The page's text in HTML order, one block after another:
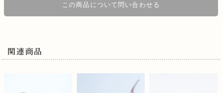
この商品について問い合わせる
関連商品